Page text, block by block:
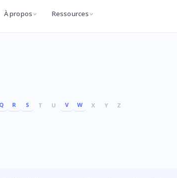
À propos Ressources
Q R S T U V W X Y Z